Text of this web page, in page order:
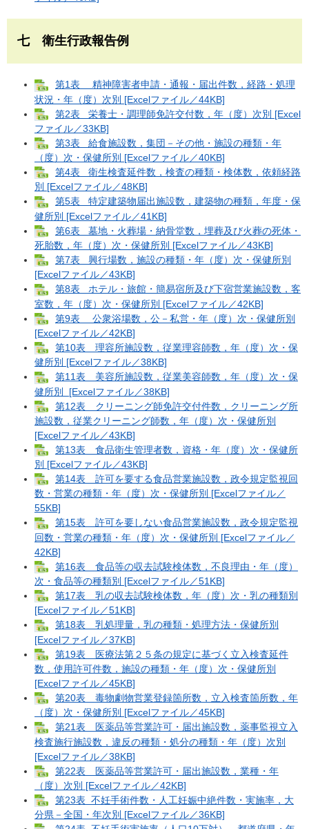
七 衛生行政報告例
第1表 精神障害者申請・通報・届出件数，経路・処理
状況・年（度）次別 [Excelファイル／44KB]
第2表 栄養士・調理師免許交付数，年（度）次別 [Excel
ファイル／33KB]
第3表 給食施設数，集団－その他・施設の種類・年
（度）次・保健所別 [Excelファイル／40KB]
第4表 衛生検査延件数，検査の種類・検体数，依頼経路
別 [Excelファイル／48KB]
第5表 特定建築物届出施設数，建築物の種類，年度・保
健所別 [Excelファイル／41KB]
第6表 墓地・火葬場・納骨堂数，埋葬及び火葬の死体・
死胎数，年（度）次・保健所別 [Excelファイル／43KB]
第7表 興行場数，施設の種類・年（度）次・保健所別
[Excelファイル／43KB]
第8表 ホテル・旅館・簡易宿所及び下宿営業施設数，客
室数，年（度）次・保健所別 [Excelファイル／42KB]
第9表 公衆浴場数，公－私営・年（度）次・保健所別
[Excelファイル／42KB]
第10表 理容所施設数，従業理容師数，年（度）次・保
健所別 [Excelファイル／38KB]
第11表 美容所施設数，従業美容師数，年（度）次・保
健所別 [Excelファイル／38KB]
第12表 クリーニング師免許交付件数，クリーニング所
施設数，従業クリーニング師数，年（度）次・保健所別
[Excelファイル／43KB]
第13表 食品衛生管理者数，資格・年（度）次・保健所
別 [Excelファイル／43KB]
第14表 許可を要する食品営業施設数，政令規定監視回
数・営業の種類・年（度）次・保健所別 [Excelファイル／
55KB]
第15表 許可を要しない食品営業施設数，政令規定監視
回数・営業の種類・年（度）次・保健所別 [Excelファイル／
42KB]
第16表 食品等の収去試験検体数，不良理由・年（度）
次・食品等の種類別 [Excelファイル／51KB]
第17表 乳の収去試験検体数，年（度）次・乳の種類別
[Excelファイル／51KB]
第18表 乳処理量，乳の種類・処理方法・保健所別
[Excelファイル／37KB]
第19表 医療法第２５条の規定に基づく立入検査延件
数，使用許可件数，施設の種類・年（度）次・保健所別
[Excelファイル／45KB]
第20表 毒物劇物営業登録箇所数，立入検査箇所数，年
（度）次・保健所別 [Excelファイル／45KB]
第21表 医薬品等営業許可・届出施設数，薬事監視立入
検査施行施設数，違反の種類・処分の種類・年（度）次別
[Excelファイル／38KB]
第22表 医薬品等営業許可・届出施設数，業種・年
（度）次別 [Excelファイル／42KB]
第23表 不妊手術件数・人工妊娠中絶件数・実施率，大
分県－全国・年次別 [Excelファイル／36KB]